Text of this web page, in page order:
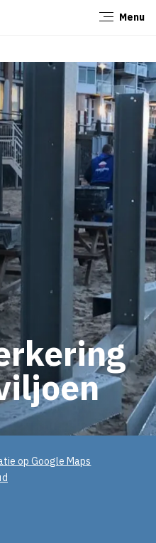
Menu
op Google Maps
Sluiten